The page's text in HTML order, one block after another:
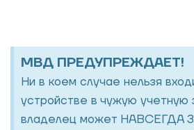
МВД ПРЕДУПРЕЖДАЕТ!
Ни в коем случае нельзя
устройстве в чужую учетную
владелец может